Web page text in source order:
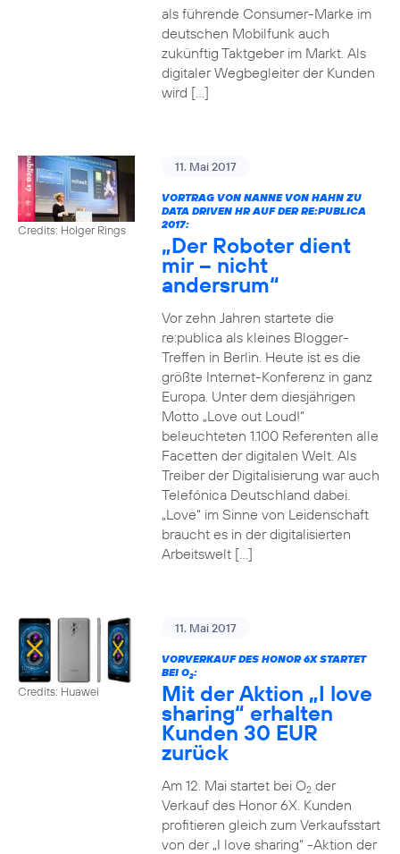
als führende Consumer-Marke im
deutschen Mobilfunk auch
zukünftig Taktgeber im Markt. Als
digitaler Wegbegleiter der Kunden
wird […]
Credits: Holger Rings
11. Mai 2017
VORTRAG VON NANNE VON HAHN ZU
DATA DRIVEN HR AUF DER RE:PUBLICA
2017:
„Der Roboter dient
mir – nicht
andersrum“
Vor zehn Jahren startete die
re:publica als kleines Blogger-
Treffen in Berlin. Heute ist es die
größte Internet-Konferenz in ganz
Europa. Unter dem diesjährigen
Motto „Love out Loud!“
beleuchteten 1.100 Referenten alle
Facetten der digitalen Welt. Als
Treiber der Digitalisierung war auch
Telefónica Deutschland dabei.
„Love“ im Sinne von Leidenschaft
braucht es in der digitalisierten
Arbeitswelt […]
Credits: Huawei
11. Mai 2017
VORVERKAUF DES HONOR 6X STARTET
BEI O2:
Mit der Aktion „I love
sharing“ erhalten
Kunden 30 EUR
zurück
Am 12. Mai startet bei O2der
Verkauf des Honor 6X. Kunden
profitieren gleich zum Verkaufsstart
von der „I love sharing“ -Aktion der